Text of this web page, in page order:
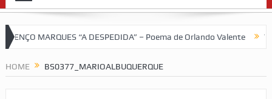
MARQUES “A DESPEDIDA” – Poema de Orlando Valente VII
HOME BS0377_MARIOALBUQUERQUE